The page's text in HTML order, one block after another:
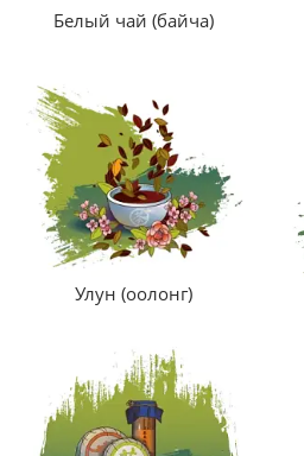
Белый чай (байча)
Улун (оолонг)